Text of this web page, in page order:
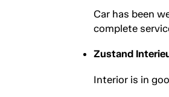
Car has been
complete
Zustand
Interior is in